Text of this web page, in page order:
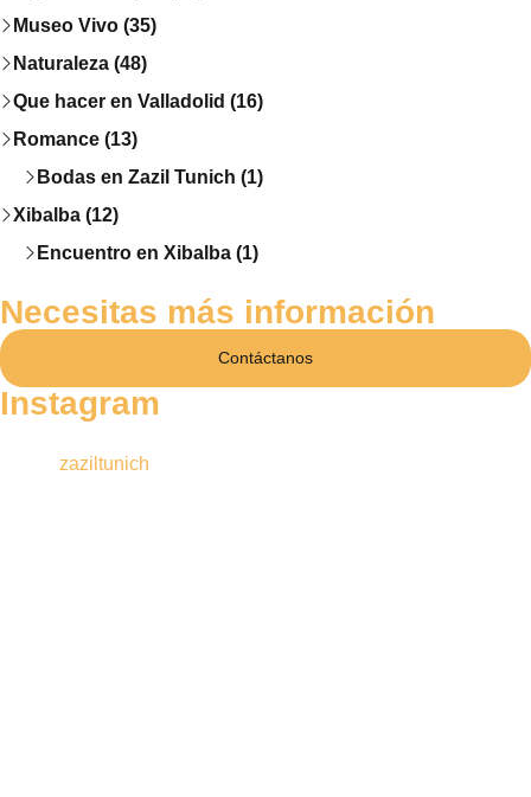
Museo Vivo (35)
Naturaleza (48)
Que hacer en Valladolid (16)
Romance (13)
Bodas en Zazil Tunich (1)
Xibalba (12)
Encuentro en Xibalba (1)
Necesitas más información
Contáctanos
Instagram
zaziltunich